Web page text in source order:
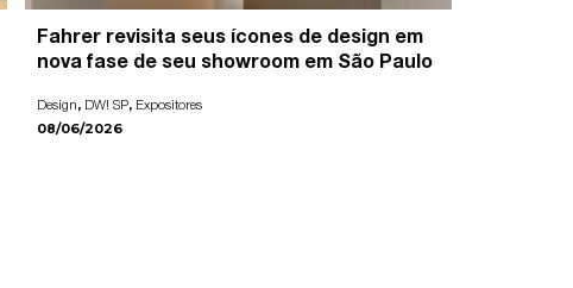
Fahrer revisita seus ícones de design em
nova fase de seu showroom em São Paulo
Design, DW! SP, Expositores
08/06/2026